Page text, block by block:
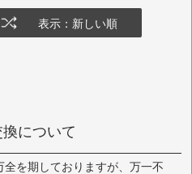
表示：新しい順
について
を期しておりますが、万一不